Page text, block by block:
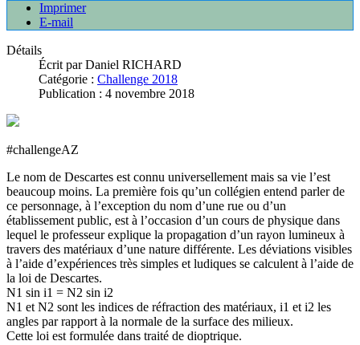
Imprimer
E-mail
Détails
Écrit parDaniel RICHARD
Catégorie : Challenge 2018
Publication : 4 novembre 2018
#challengeAZ
Le nom de Descartes est connu universellement mais sa vie l’est
beaucoup moins. La première fois qu’un collégien entend parler de
ce personnage, à l’exception du nom d’une rue ou d’un
établissement public, est à l’occasion d’un cours de physique dans
lequel le professeur explique la propagation d’un rayon lumineux à
travers des matériaux d’une nature différente. Les déviations visibles
à l’aide d’expériences très simples et ludiques se calculent à l’aide de
la loi de Descartes.
N1 sin i1 = N2 sin i2
N1 et N2 sont les indices de réfraction des matériaux, i1 et i2 les
angles par rapport à la normale de la surface des milieux.
Cette loi est formulée dans traité de dioptrique.